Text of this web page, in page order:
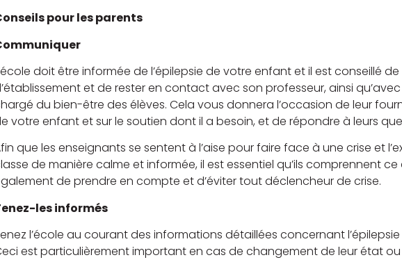
pour les parents
doit être informée de l’épilepsie de votre enfant et il est conseillé
et de rester en contact avec son professeur, ainsi
du bien-être des élèves. Cela vous donnera l’occasion de leur
votre enfant et sur le soutien dont il a besoin, et de répondre à leurs
que les enseignants se sentent à l’aise pour faire face à une crise et
de manière calme et informée, il est essentiel qu’ils comprennent
de prendre en compte et d’éviter tout déclencheur de crise.
les informés
l’école au courant des informations détaillées concernant
est particulièrement important en cas de changement de leur état